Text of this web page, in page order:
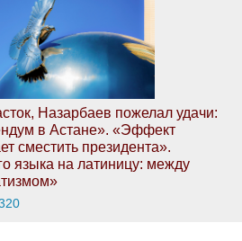
Назарбаев пожелал удачи:
в Астане». «Эффект
сместить президента».
языка на латиницу: между